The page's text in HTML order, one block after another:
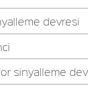
devresi
sinyalleme